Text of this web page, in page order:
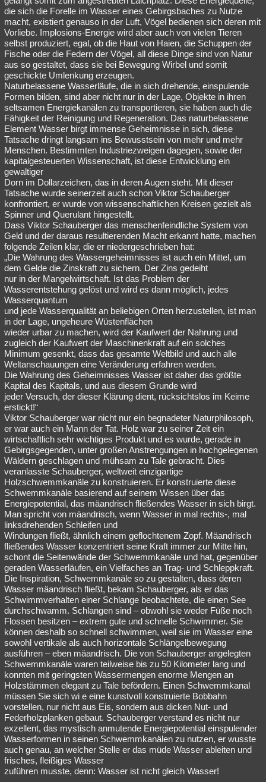
die sich die Forelle im Wasser eines Gebirgsbaches zu Nutze
macht, existiert genauso in der Luft, Vögel bedienen sich deren mit
Vorliebe. Implosions-Energie wird aber auch von vielen Tieren
selbst produziert, egal, ob die Haut von Haien, die Schuppen der
Fische oder die Federn der Vögel, all diese Dinge sind von Natur
aus so gestaltet, dass sie bei Bewegung Wirbel und somit
geschickte Umlenkung erzeugen.
Naturbelassene Wasserläufe, die in sich drehende, einspulende
Formen bilden, sind aber nicht nur in der Lage, Objekte in ihren
seltsamen Energiekanälen zu transportieren, sie haben auch die
Fähigkeit der Reinigung und Regeneration. Das naturbelassene
Element Wasser birgt immense Geheimnisse in sich, diese
Tatsache dringt langsam ins Bewusstsein von mehr und mehr
Menschen. Bestimmten Industriezweigen dagegen, sowie der
kapitalgesteuerten Wissenschaft, ist diese Entwicklung ein
gewaltiger
Dorn im Dollarzeichen, das in deren Augen steht. Mit dieser
Tatsache wurde seinerzeit auch schon Viktor Schauberger
konfrontiert, er wurde von wissenschaftlichen Kreisen gezielt als
Spinner und Querulant hingestellt.
Dass Viktor Schauberger das menschenfeindliche System von
Geld und der daraus resultierenden Macht erkannt hatte, machen
folgende Zeilen klar, die er niedergeschrieben hat:
„Die Wahrung des Wassergeheimnisses ist auch ein Mittel, um
dem Gelde die Zinskraft zu sichern. Der Zins gedeiht
nur in der Mangelwirtschaft. Ist das Problem der
Wasserentstehung gelöst und wird es dann möglich, jedes
Wasserquantum
und jede Wasserqualität an beliebigen Orten herzustellen, ist man
in der Lage, ungeheure Wüstenflächen
wieder urbar zu machen, wird der Kaufwert der Nahrung und
zugleich der Kaufwert der Maschinenkraft auf ein solches
Minimum gesenkt, dass das gesamte Weltbild und auch alle
Weltanschauungen eine Veränderung erfahren werden.
Die Wahrung des Geheimnisses Wasser ist daher das größte
Kapital des Kapitals, und aus diesem Grunde wird
jeder Versuch, der dieser Klärung dient, rücksichtslos im Keime
erstickt!“
Viktor Schauberger war nicht nur ein begnadeter Naturphilosoph,
er war auch ein Mann der Tat. Holz war zu seiner Zeit ein
wirtschaftlich sehr wichtiges Produkt und es wurde, gerade in
Gebirgsgegenden, unter großen Anstrengungen in hochgelegenen
Wäldern geschlagen und mühsam zu Tale gebracht. Dies
veranlasste Schauberger, weltweit einzigartige
Holzschwemmkanäle zu konstruieren. Er konstruierte diese
Schwemmkanäle basierend auf seinem Wissen über das
Energiepotential, das mäandrisch fließendes Wasser in sich birgt.
Man spricht von mäandrisch, wenn Wasser in mal rechts-, mal
linksdrehenden Schleifen und
Windungen fließt, ähnlich einem geflochtenem Zopf. Mäandrisch
fließendes Wasser konzentriert seine Kraft immer zur Mitte hin,
schont die Seitenwände der Schwemmkanäle und hat, gegenüber
geraden Wasserläufen, ein Vielfaches an Trag- und Schleppkraft.
Die Inspiration, Schwemmkanäle so zu gestalten, dass deren
Wasser mäandrisch fließt, bekam Schauberger, als er das
Schwimmverhalten einer Schlange beobachtete, die einen See
durchschwamm. Schlangen sind – obwohl sie weder Füße noch
Flossen besitzen – extrem gute und schnelle Schwimmer. Sie
können deshalb so schnell schwimmen, weil sie im Wasser eine
sowohl vertikale als auch horizontale Schlängelbewegung
ausführen – eben mäandrisch. Die von Schauberger angelegten
Schwemmkanäle waren teilweise bis zu 50 Kilometer lang und
konnten mit geringsten Wassermengen enorme Mengen an
Holzstämmen elegant zu Tale befördern. Einen Schwemmkanal
müssen Sie sich wi e eine kunstvoll konstruierte Bobbahn
vorstellen, nur nicht aus Eis, sondern aus dicken Nut- und
Federholzplanken gebaut. Schauberger verstand es nicht nur
exzellent, das mystisch anmutende Energiepotential einspulender
Wasserformen in seinen Schwemmkanälen zu nutzen, er wusste
auch genau, an welcher Stelle er das müde Wasser ableiten und
frisches, fleißiges Wasser
zuführen musste, denn: Wasser ist nicht gleich Wasser!